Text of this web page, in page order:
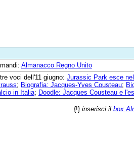
Almanacco Regno Unito
voci dell'11 giugno: Jurassic Park esce
; Biografia: Jacques-Yves Cousteau;
in Italia; Doodle: Jacques Cousteau e
{!} inserisci il box